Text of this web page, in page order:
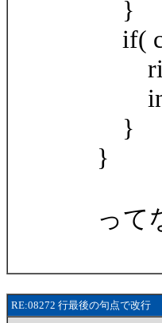
}
if(
}
}
って
RE:08272 行最後の句点で改行